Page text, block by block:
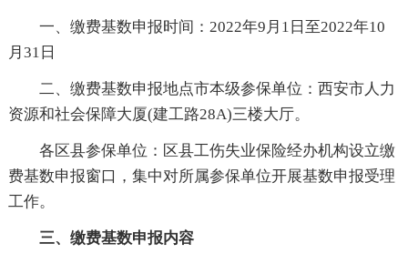
一、缴费基数申报时间：2022年9月1日至2022年10
月31日
二、缴费基数申报地点市本级参保单位：西安市人力
资源和社会保障大厦(建工路28A)三楼大厅。
各区县参保单位：区县工伤失业保险经办机构设立缴
费基数申报窗口，集中对所属参保单位开展基数申报受理
工作。
三、缴费基数申报内容